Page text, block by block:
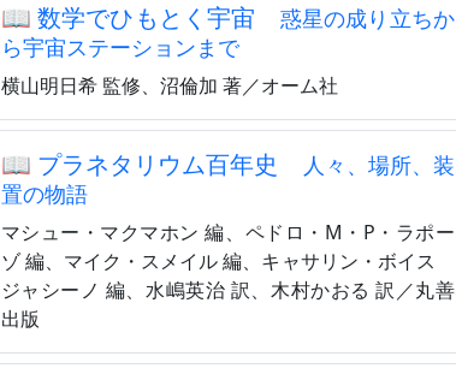
📖 数学でひもとく宇宙 惑星の成り立ちか
ら宇宙ステーションまで
横山明日希 監修、沼倫加 著／オーム社
📖 プラネタリウム百年史
人々、場所、装
置の物語
マシュー・マクマホン 編、ペドロ・M・P・ラポー
ゾ 編、マイク・スメイル 編、キャサリン・ボイス゠
ジャシーノ 編、水嶋英治 訳、木村かおる 訳／丸善
出版